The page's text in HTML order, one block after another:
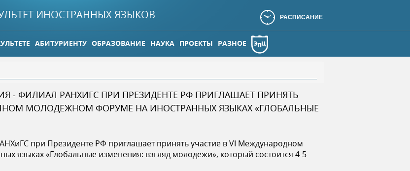
ИНОСТРАННЫХ ЯЗЫКОВ РАСПИСАНИЕ
АБИТУРИЕНТУ ОБРАЗОВАНИЕ НАУКА ПРОЕКТЫ РАЗНОЕ
- ФИЛИАЛ РАНХИГС ПРИ ПРЕЗИДЕНТЕ РФ ПРИГЛАШАЕТ ПРИНЯТЬ
МОЛОДЕЖНОМ ФОРУМЕ НА ИНОСТРАННЫХ ЯЗЫКАХ «ГЛОБАЛЬНЫЕ
при Президенте РФ приглашает принять участие в VI Международном
языках «Глобальные изменения: взгляд молодежи», который состоится 4-5